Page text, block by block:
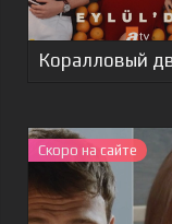
Коралловый
Скоро на сайте